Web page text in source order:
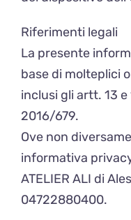
Riferimenti legali
La presente
base di molteplici
inclusi gli artt. 13 e
2016/679.
Ove non
informativa
ATELIER ALI di
04722880400.